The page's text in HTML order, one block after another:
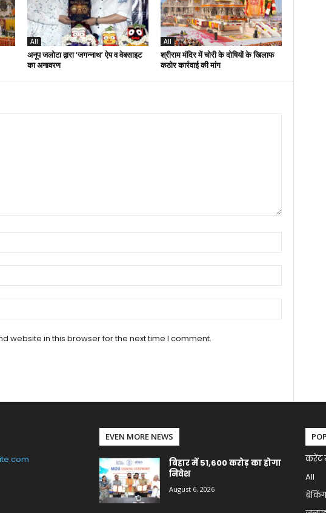
All
अनूप जलोटा द्वारा ‘जगन्नाथ’ ऐप व वेबसाइट
का अनावरण
All
श्रीराम मंदिर में चोरी के दोषियों के खिलाफ
कठोर कार्रवाई की मांग
website in this browser for the next time I comment.
EVEN MORE NEWS
बिहार में 51,600 करोड़ का होगा
निवेश
August 6, 2026
करेंट
All